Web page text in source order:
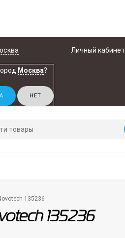
Москва?
Личный кабинет
135236
135236